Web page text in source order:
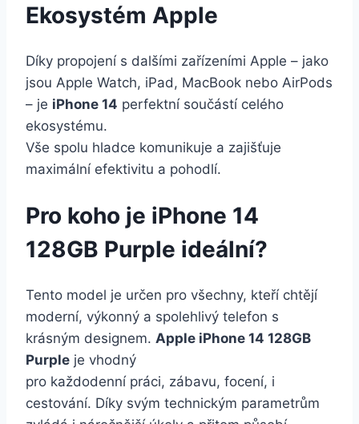
Ekosystém Apple
Díky propojení s dalšími zařízeními Apple – jako
jsou Apple Watch, iPad, MacBook nebo AirPods
– je iPhone 14 perfektní součástí celého
ekosystému.
Vše spolu hladce komunikuje a zajišťuje
maximální efektivitu a pohodlí.
Pro koho je iPhone 14
128GB Purple ideální?
Tento model je určen pro všechny, kteří chtějí
moderní, výkonný a spolehlivý telefon s
krásným designem. Apple iPhone 14 128GB
Purple je vhodný
pro každodenní práci, zábavu, focení, i
cestování. Díky svým technickým parametrům